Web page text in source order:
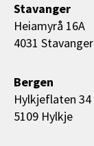
Stavanger
Heiamyrå 16A
4031 Stavanger
Bergen
Hylkjeflaten 34
5109 Hylkje